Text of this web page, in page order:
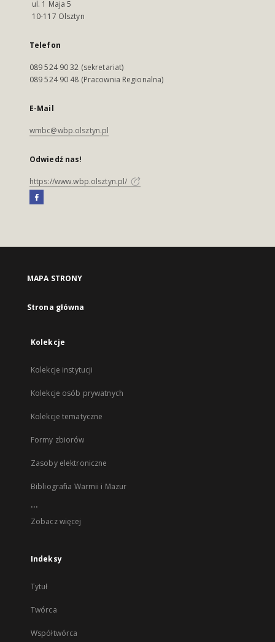
ul. 1 Maja 5
10-117 Olsztyn
Telefon
089 524 90 32 (sekretariat)
089 524 90 48 (Pracownia Regionalna)
E-Mail
wmbc@wbp.olsztyn.pl
Odwiedź nas!
https://www.wbp.olsztyn.pl/
MAPA STRONY
Strona główna
Kolekcje
Kolekcje instytucji
Kolekcje osób prywatnych
Kolekcje tematyczne
Formy zbiorów
Zasoby elektroniczne
Bibliografia Warmii i Mazur
...
Zobacz więcej
Indeksy
Tytuł
Twórca
Współtwórca